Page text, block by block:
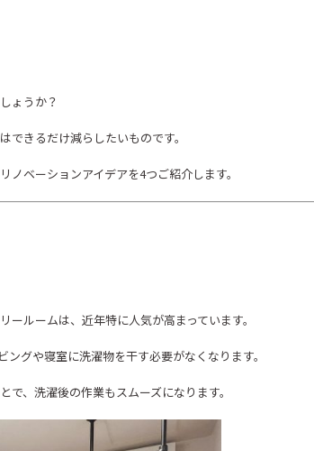
ょうか？
きるだけ減らしたいものです。
ベーションアイデアを4つご紹介します。
ルームは、近年特に人気が高まっています。
グや寝室に洗濯物を干す必要がなくなります。
、洗濯後の作業もスムーズになります。